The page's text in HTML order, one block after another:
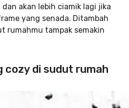
akan lebih ciamik lagi jika
yang senada. Ditambah
rumahmu tampak semakin
cozy di sudut rumah